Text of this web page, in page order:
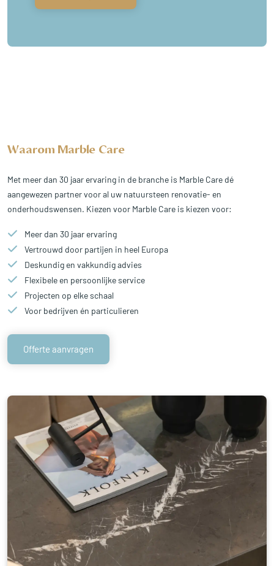
Waarom Marble Care
Met meer dan 30 jaar ervaring in de branche is Marble Care dé
aangewezen partner voor al uw natuursteen renovatie- en
onderhoudswensen. Kiezen voor Marble Care is kiezen voor:
Meer dan 30 jaar ervaring
Vertrouwd door partijen in heel Europa
Deskundig en vakkundig advies
Flexibele en persoonlijke service
Projecten op elke schaal
Voor bedrijven én particulieren
Offerte aanvragen